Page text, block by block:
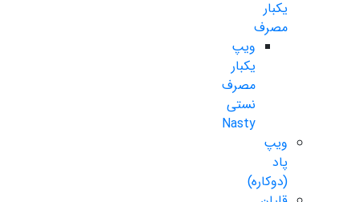
یکبار
مصرف
ویپ
یکبار
مصرف
نستی
Nasty
ویپ
پاد
(دوکاره)